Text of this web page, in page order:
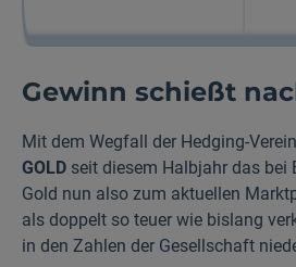
Gewinn schießt
Mit dem Wegfall der Hedging-
GOLD seit diesem Halb­jahr das bei
Gold nun also zum aktuellen
als doppelt so teuer wie bislang
in den Zahlen der Gesell­schaft